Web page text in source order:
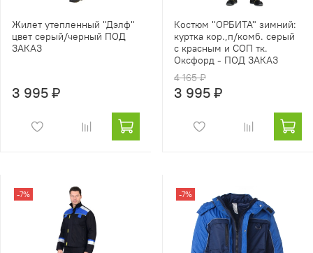
Жилет утепленный "Дэлф"
цвет серый/черный ПОД
ЗАКАЗ
3 995 ₽
Костюм "ОРБИТА" зимний:
куртка кор.,п/комб. серый
с красным и СОП тк.
Оксфорд - ПОД ЗАКАЗ
4 165 ₽
3 995 ₽
-7% -7%